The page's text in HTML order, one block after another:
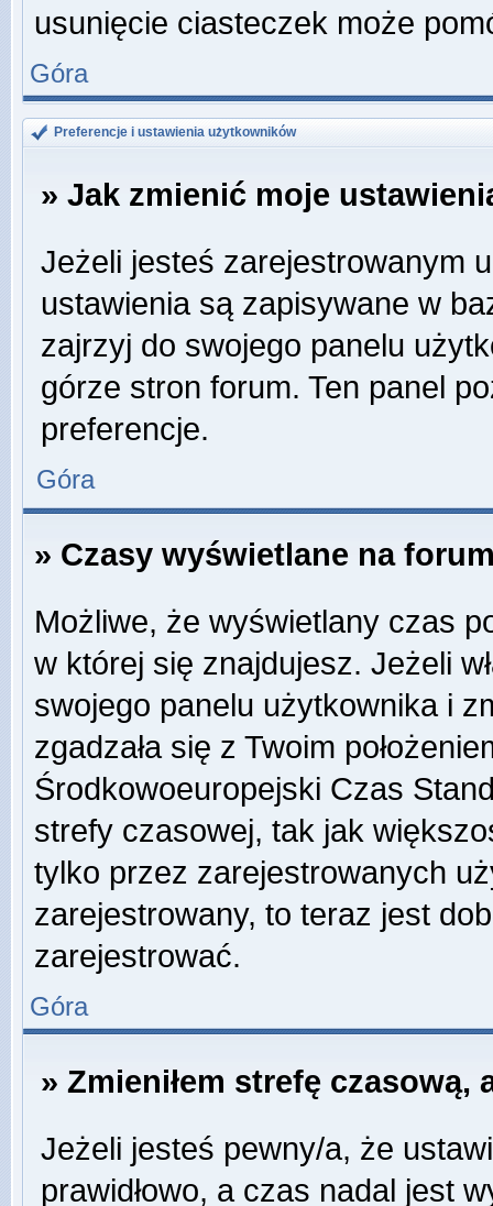
usunięcie ciasteczek może
Góra
Preferencje i ustawienia użytkowników
» Jak zmienić moje
Jeżeli jesteś zarejestrowanym
ustawienia są zapisywane w
zajrzyj do swojego panelu
górze stron forum. Ten panel
preferencje.
Góra
» Czasy wyświetlane na
Możliwe, że wyświetlany czas
w której się znajdujesz. Jeżeli
swojego panelu użytkownika i
zgadzała się z Twoim
Środkowoeuropejski Czas
strefy czasowej, tak jak
tylko przez zarejestrowanych
zarejestrowany, to teraz jest
zarejestrować.
Góra
» Zmieniłem strefę czasową,
Jeżeli jesteś pewny/a, że
prawidłowo, a czas nadal jest